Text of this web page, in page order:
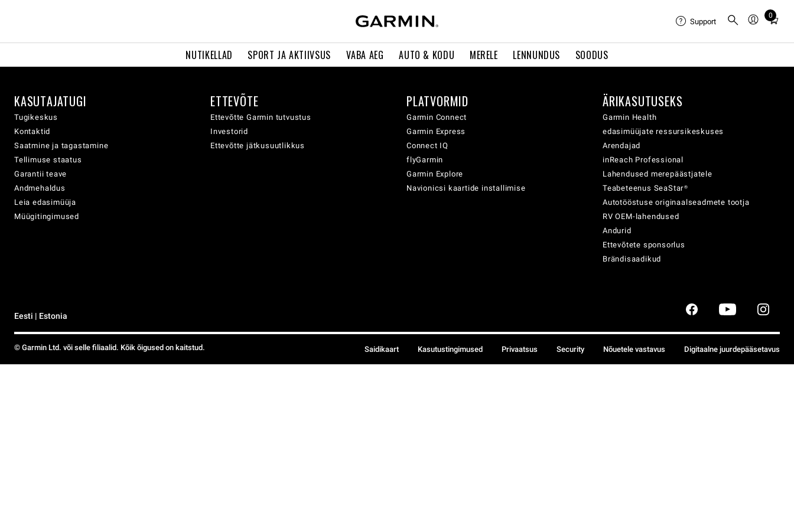
NUTIKELLAD SPORT JA AKTIIVSUS VABA AEG AUTO & KODU MERELE LENNUNDUS SOODUS
Support
0
Total
cart:
KASUTAJATUGI
Tugikeskus
Kontaktid
Saatmine ja tagastamine
Tellimuse staatus
Garantii teave
Andmehaldus
Leia edasimüüja
Müügitingimused
ETTEVÕTE
Ettevõtte Garmin tutvustus
Investorid
Ettevõtte jätkusuutlikkus
PLATVORMID
Garmin Connect
Garmin Express
Connect IQ
flyGarmin
Garmin Explore
Navionicsi kaartide installimise
ÄRIKASUTUSEKS
Garmin Health
edasimüüjate ressursikeskuses
Arendajad
inReach Professional
Lahendused merepäästjatele
Teabeteenus SeaStar®
Autotööstuse originaalseadmete tootja
RV OEM-lahendused
Andurid
Ettevõtete sponsorlus
Brändisaadikud
Eesti | Estonia
© Garmin Ltd. või selle filiaalid. Kõik õigused on kaitstud. Saidikaart Kasutustingimused Privaatsus Security Nõuetele vastavus Digitaalne juurdepääsetavus